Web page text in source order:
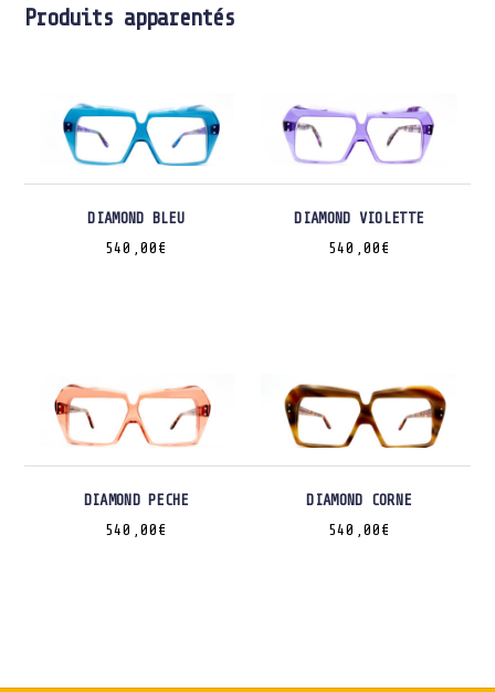
Produits apparentés
DIAMOND BLEU
540,00 €
DIAMOND VIOLETTE
540,00 €
DIAMOND PECHE
540,00 €
DIAMOND CORNE
540,00 €